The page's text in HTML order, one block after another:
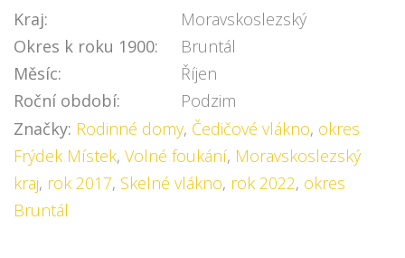
Kraj:
Moravskoslezský
Okres k roku 1900:
Bruntál
Měsíc:
Říjen
Roční období:
Podzim
Značky: Rodinné domy, Čedičové vlákno, okres
Frýdek Místek, Volné foukání, Moravskoslezský
kraj, rok 2017, Skelné vlákno, rok 2022, okres
Bruntál